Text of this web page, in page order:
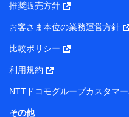
推奨販売方針
お客さま本位の業務運営方針
比較ポリシー
利用規約
NTTドコモグループカスタマ
その他